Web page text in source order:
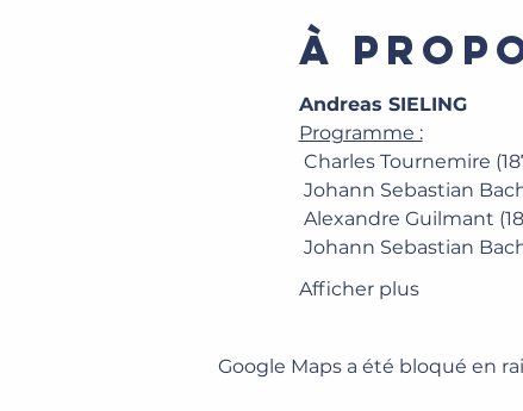
À
Andreas SIELING
Programme :
Charles Tournemire
Johann Sebastian
Alexandre Guilmant
Johann Sebastian
Afficher plus
Google Maps a été bloqué en